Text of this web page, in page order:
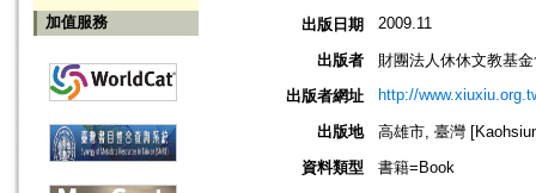
加值服務
出版日期
2009.11
出版者
財團法人休休文教基
出版者網址
http://
出版地
高雄市, 臺灣
資料類型
書籍=Book